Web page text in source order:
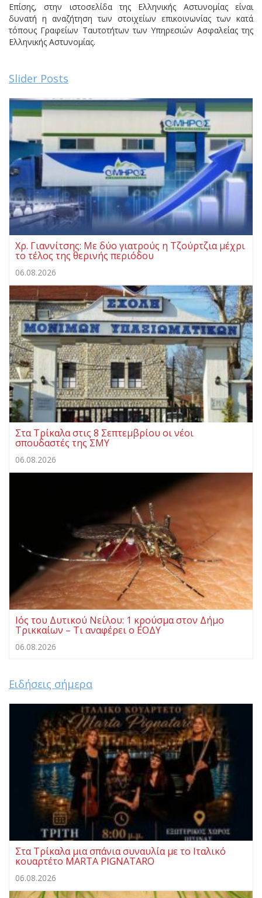
Επίσης, στην ιστοσελίδα της Ελληνικής Αστυνομίας είναι
δυνατή η αναζήτηση των στοιχείων επικοινωνίας των κατά
τόπους Γραφείων Ταυτοτήτων των Υπηρεσιών Ασφαλείας της
Ελληνικής Αστυνομίας.
Slider Posts
Χρ. Γιαννίτσης: Με δύο γιατρούς η Τζούρτζια μέχρι
το τέλος της θερινής περιόδου
06.08.2026
Στα Τρίκαλα στις 8 Σεπτεμβρίου οι νέοι
σπουδαστές της ΣΜΥ
06.08.2026
Ιός του Δυτικού Νείλου: 1 κρούσμα στον Δήμο
Τρικκαίων – Τι αναφέρει ο ΕΟΔΥ
06.08.2026
Ειδήσεις σήμερα
Στα Τρίκαλα μια σπάνια συναυλία με το Ιταλικό
κουαρτέτο MARTA PIGNATARO
06.08.2026